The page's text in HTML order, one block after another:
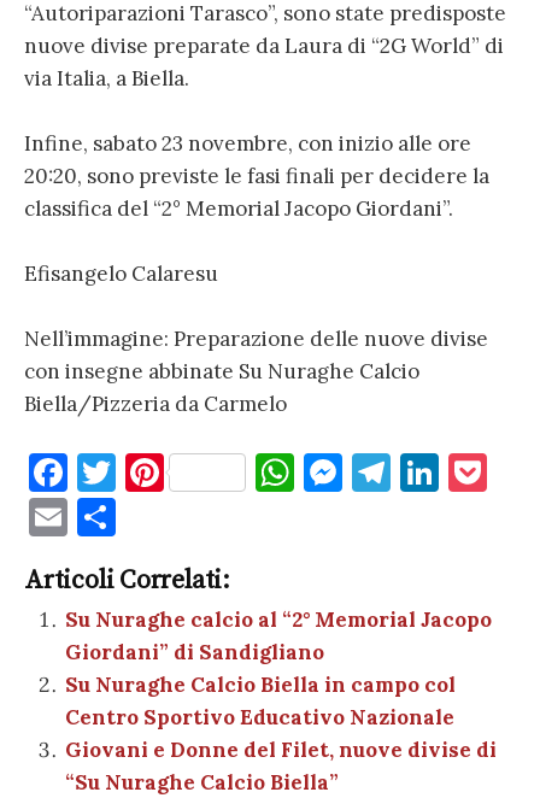
“Autoriparazioni Tarasco”, sono state predisposte
nuove divise preparate da Laura di “2G World” di
via Italia, a Biella.
Infine, sabato 23 novembre, con inizio alle ore
20:20, sono previste le fasi finali per decidere la
classifica del “2° Memorial Jacopo Giordani”.
Efisangelo Calaresu
Nell’immagine: Preparazione delle nuove divise
con insegne abbinate Su Nuraghe Calcio
Biella/Pizzeria da Carmelo
F
a
c
e
b
o
o
k
T
te
r
Pi
es
t
W
A
p
p
M
g
T
a
Li
dI
n
et
E
m
ai
l
o
n
di
vi
di
Articoli Correlati:
Su Nuraghe calcio al “2° Memorial Jacopo
Giordani” di Sandigliano
Su Nuraghe Calcio Biella in campo col
Centro Sportivo Educativo Nazionale
Giovani e Donne del Filet, nuove divise di
“Su Nuraghe Calcio Biella”